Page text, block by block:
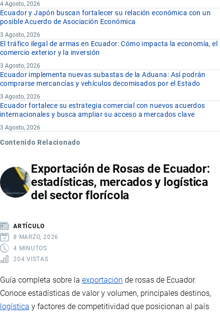
4 Agosto, 2026
Ecuador y Japón buscan fortalecer su relación económica con un
posible Acuerdo de Asociación Económica
3 Agosto, 2026
El tráfico ilegal de armas en Ecuador: Cómo impacta la economía, el
comercio exterior y la inversión
3 Agosto, 2026
Ecuador implementa nuevas subastas de la Aduana: Así podrán
comprarse mercancías y vehículos decomisados por el Estado
3 Agosto, 2026
Ecuador fortalece su estrategia comercial con nuevos acuerdos
internacionales y busca ampliar su acceso a mercados clave
3 Agosto, 2026
Contenido Relacionado
Exportación de Rosas de Ecuador:
estadísticas, mercados y logística
del sector florícola
ARTÍCULO
8 MARZO, 2026
4 MINUTOS
204 VISTAS
Guía completa sobre la exportación de rosas de Ecuador.
Conoce estadísticas de valor y volumen, principales destinos,
logística y factores de competitividad que posicionan al país